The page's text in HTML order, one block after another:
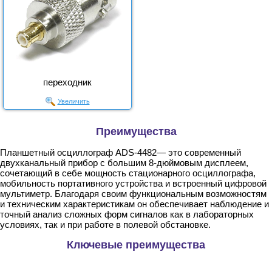
переходник
Увеличить
Преимущества
Планшетный осциллограф ADS-4482— это современный
двухканальный прибор с большим 8-дюймовым дисплеем,
сочетающий в себе мощность стационарного осциллографа,
мобильность портативного устройства и встроенный цифровой
мультиметр. Благодаря своим функциональным возможностям
и техническим характеристикам он обеспечивает наблюдение и
точный анализ сложных форм сигналов как в лабораторных
условиях, так и при работе в полевой обстановке.
Ключевые преимущества